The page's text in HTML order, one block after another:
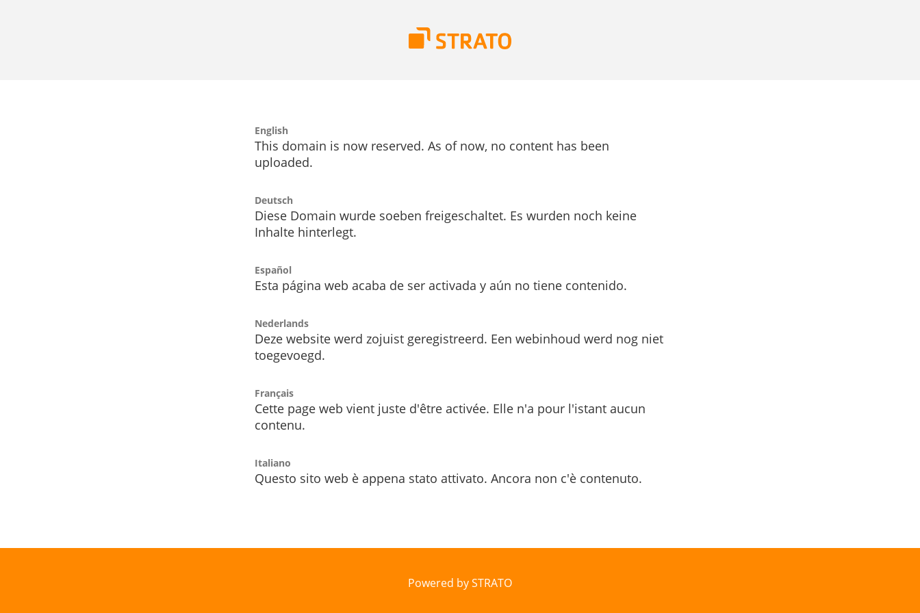
English
This domain is now reserved. As of now, no content has been
uploaded.
Deutsch
Diese Domain wurde soeben freigeschaltet. Es wurden noch keine
Inhalte hinterlegt.
Español
Esta página web acaba de ser activada y aún no tiene contenido.
Nederlands
Deze website werd zojuist geregistreerd. Een webinhoud werd nog niet
toegevoegd.
Français
Cette page web vient juste d'être activée. Elle n'a pour l'istant aucun
contenu.
Italiano
Questo sito web è appena stato attivato. Ancora non c'è contenuto.
Powered by STRATO